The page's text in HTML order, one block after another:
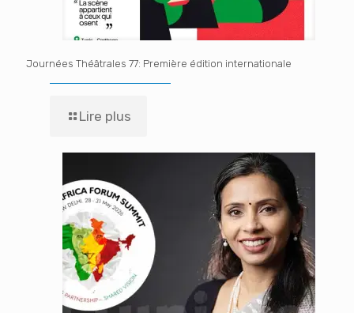
Journées Théâtrales 77: Première édition internationale
Lire plus